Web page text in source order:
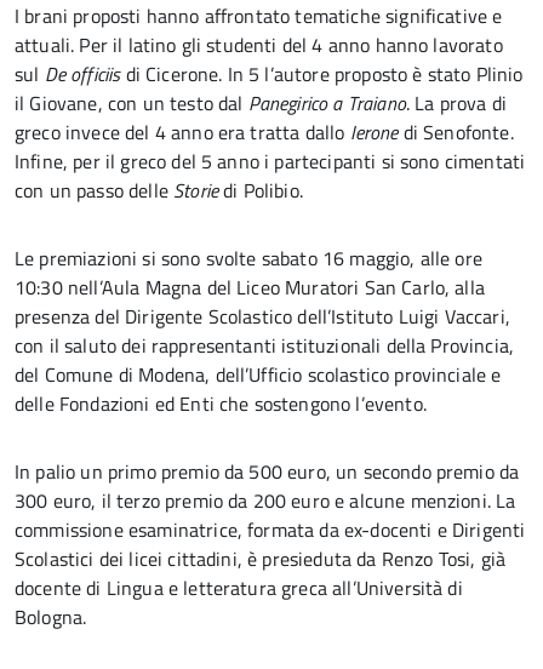
I brani proposti hanno affrontato tematiche significative e
attuali. Per il latino gli studenti del 4 anno hanno lavorato
sul De officiisdi Cicerone. In 5 l’autore proposto è stato Plinio
il Giovane, con un testo dal Panegirico a Traiano. La prova di
greco invece del 4 anno era tratta dallo Ieronedi Senofonte.
Infine, per il greco del 5 anno i partecipanti si sono cimentati
con un passo delle Storiedi Polibio.
Le premiazioni si sono svolte sabato 16 maggio, alle ore
10:30 nell’Aula Magna del Liceo Muratori San Carlo, alla
presenza del Dirigente Scolastico dell’Istituto Luigi Vaccari,
con il saluto dei rappresentanti istituzionali della Provincia,
del Comune di Modena, dell’Ufficio scolastico provinciale e
delle Fondazioni ed Enti che sostengono l’evento.
In palio un primo premio da 500 euro, un secondo premio da
300 euro, il terzo premio da 200 euro e alcune menzioni. La
commissione esaminatrice, formata da ex-docenti e Dirigenti
Scolastici dei licei cittadini, è presieduta da Renzo Tosi, già
docente di Lingua e letteratura greca all’Università di
Bologna.